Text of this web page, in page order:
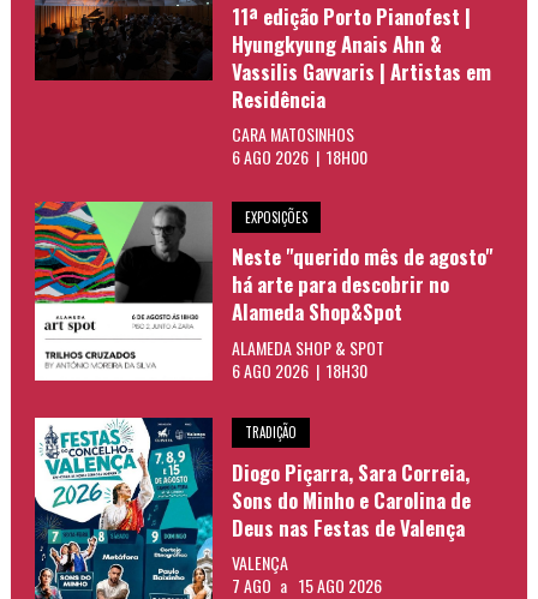
11ª edição Porto Pianofest |
Hyungkyung Anais Ahn &
Vassilis Gavvaris | Artistas em
Residência
CARA MATOSINHOS
6 AGO 2026 | 18H00
EXPOSIÇÕES
Neste "querido mês de agosto"
há arte para descobrir no
Alameda Shop&Spot
ALAMEDA SHOP & SPOT
6 AGO 2026 | 18H30
TRADIÇÃO
Diogo Piçarra, Sara Correia,
Sons do Minho e Carolina de
Deus nas Festas de Valença
VALENÇA
7 AGO a 15 AGO 2026